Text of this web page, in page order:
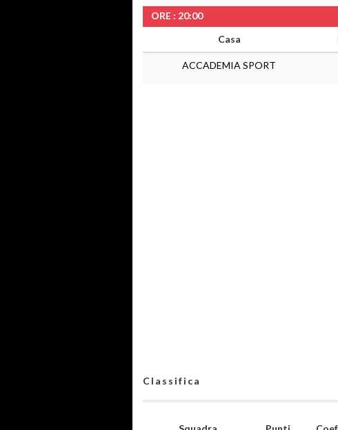
ORE : 20:00
Casa
ACCADEMIA SPORT
Classifica